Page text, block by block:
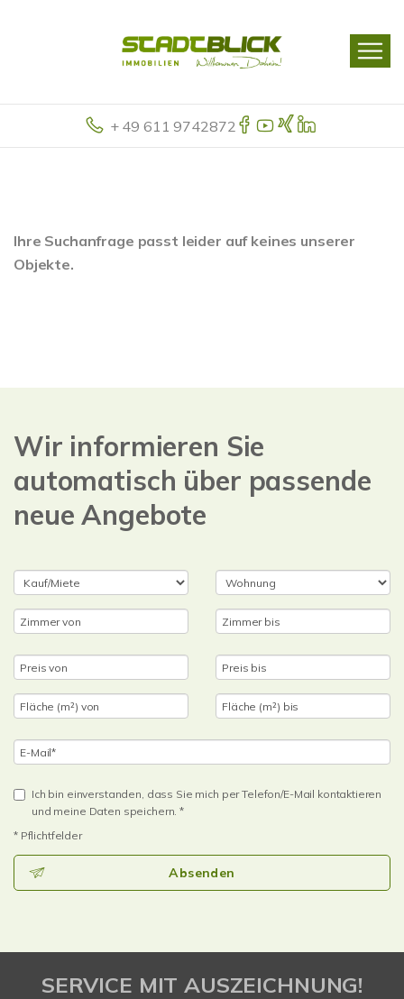
+ 49 611 9742872
Ihre Suchanfrage passt leider auf keines unserer
Objekte.
Wir informieren Sie
automatisch über passende
neue Angebote
Ich bin einverstanden, dass Sie mich per Telefon/E-Mail kontaktieren
und meine Daten speichern. *
* Pflichtfelder
Absenden
SERVICE MIT AUSZEICHNUNG!